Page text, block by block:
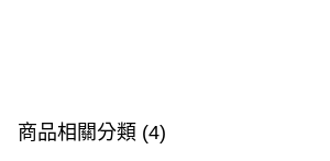
商品相關分類 (4)